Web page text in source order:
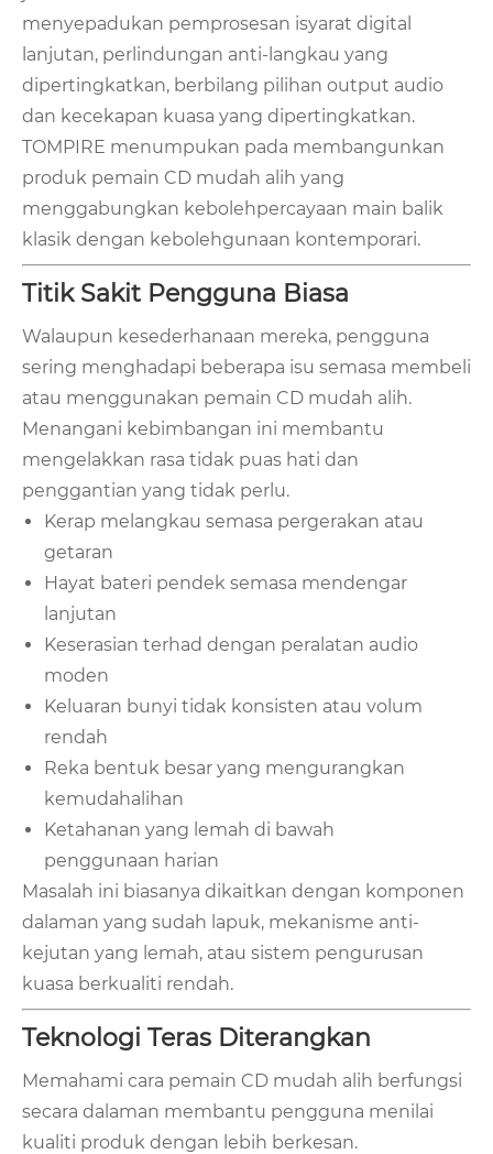
menyepadukan pemprosesan isyarat digital
lanjutan, perlindungan anti-langkau yang
dipertingkatkan, berbilang pilihan output audio
dan kecekapan kuasa yang dipertingkatkan.
TOMPIRE menumpukan pada membangunkan
produk pemain CD mudah alih yang
menggabungkan kebolehpercayaan main balik
klasik dengan kebolehgunaan kontemporari.
Titik Sakit Pengguna Biasa
Walaupun kesederhanaan mereka, pengguna
sering menghadapi beberapa isu semasa membeli
atau menggunakan pemain CD mudah alih.
Menangani kebimbangan ini membantu
mengelakkan rasa tidak puas hati dan
penggantian yang tidak perlu.
Kerap melangkau semasa pergerakan atau
getaran
Hayat bateri pendek semasa mendengar
lanjutan
Keserasian terhad dengan peralatan audio
moden
Keluaran bunyi tidak konsisten atau volum
rendah
Reka bentuk besar yang mengurangkan
kemudahalihan
Ketahanan yang lemah di bawah
penggunaan harian
Masalah ini biasanya dikaitkan dengan komponen
dalaman yang sudah lapuk, mekanisme anti-
kejutan yang lemah, atau sistem pengurusan
kuasa berkualiti rendah.
Teknologi Teras Diterangkan
Memahami cara pemain CD mudah alih berfungsi
secara dalaman membantu pengguna menilai
kualiti produk dengan lebih berkesan.